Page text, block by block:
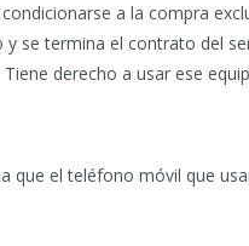
a la compra
se termina el contrato del
derecho a usar ese
que el teléfono móvil que